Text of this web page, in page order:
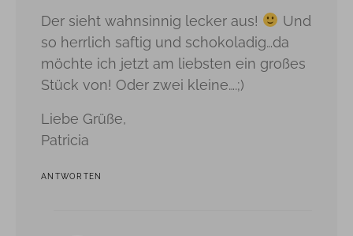
Der sieht wahnsinnig lecker aus!
Und
so herrlich saftig und schokoladig…da
möchte ich jetzt am liebsten ein großes
Stück von! Oder zwei kleine….;)
Liebe Grüße,
Patricia
ANTWORTEN